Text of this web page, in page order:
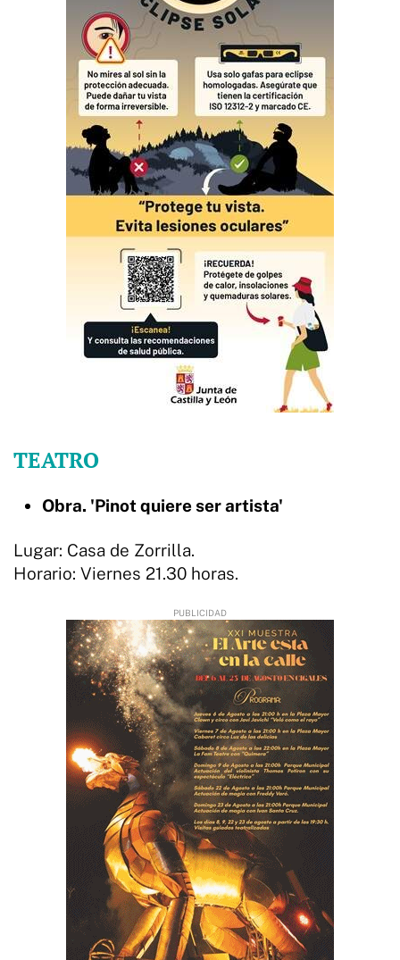
TEATRO
Obra. 'Pinot quiere ser artista'
Lugar: Casa de Zorrilla.
Horario: Viernes 21.30 horas.